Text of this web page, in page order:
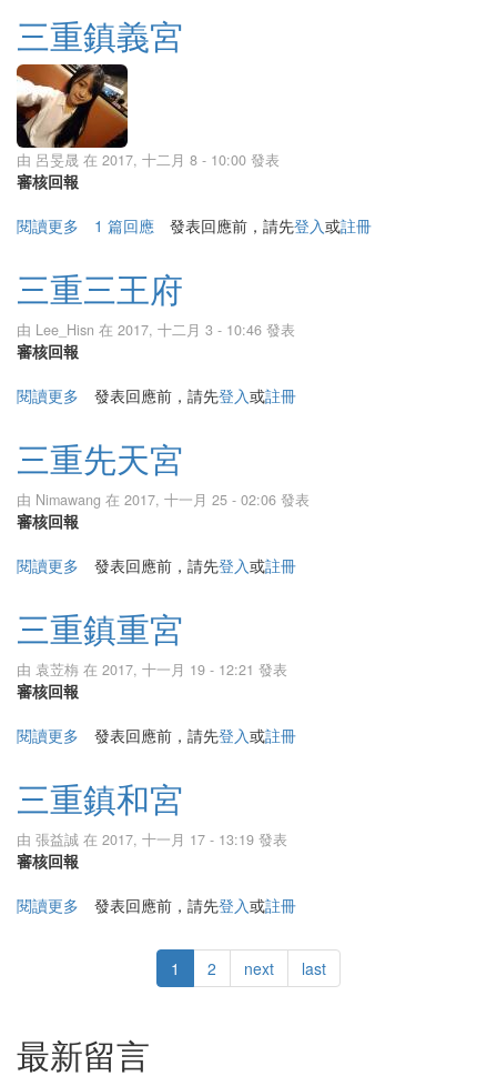
三重鎮義宮
由 呂旻晟 在 2017, 十二月 8 - 10:00 發表
審核回報
閱讀更多 關於三重鎮義宮
1 篇回應 發表回應前，請先登入或註冊
三重三王府
由 Lee_Hisn 在 2017, 十二月 3 - 10:46 發表
審核回報
閱讀更多 關於三重三王府
發表回應前，請先登入或註冊
三重先天宮
由 Nimawang 在 2017, 十一月 25 - 02:06 發表
審核回報
閱讀更多 關於三重先天宮
發表回應前，請先登入或註冊
三重鎮重宮
由 袁苙栴 在 2017, 十一月 19 - 12:21 發表
審核回報
閱讀更多 關於三重鎮重宮
發表回應前，請先登入或註冊
三重鎮和宮
由 張益誠 在 2017, 十一月 17 - 13:19 發表
審核回報
閱讀更多 關於三重鎮和宮
發表回應前，請先登入或註冊
1 2 next last
最新留言